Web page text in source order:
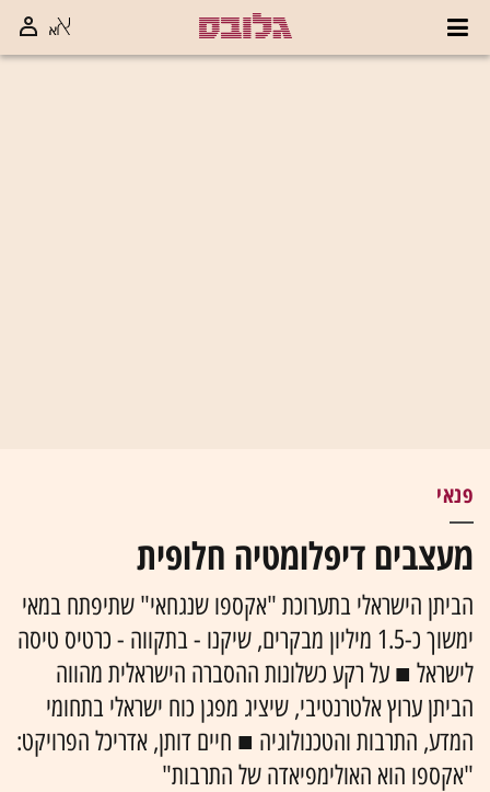
פנאי
מעצבים דיפלומטיה חלופית
הביתן הישראלי בתערוכת "אקספו שנגחאי" שתיפתח במאי
ימשוך כ-1.5 מיליון מבקרים, שיקנו - בתקווה - כרטיס טיסה
לישראל ■ על רקע כשלונות ההסברה הישראלית מהווה
הביתן ערוץ אלטרנטיבי, שיציג מפגן כוח ישראלי בתחומי
המדע, התרבות והטכנולוגיה ■ חיים דותן, אדריכל הפרויקט:
"אקספו הוא האולימפיאדה של התרבות"